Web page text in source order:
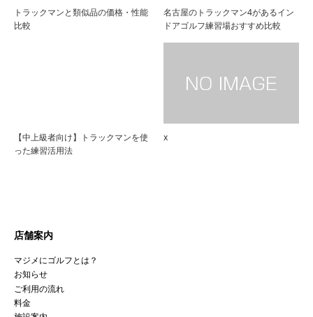
トラックマンと類似品の価格・性能
比較
名古屋のトラックマン4があるイン
ドアゴルフ練習場おすすめ比較
【中上級者向け】トラックマンを使
った練習活用法
x
店舗案内
マジメにゴルフとは？
お知らせ
ご利用の流れ
料金